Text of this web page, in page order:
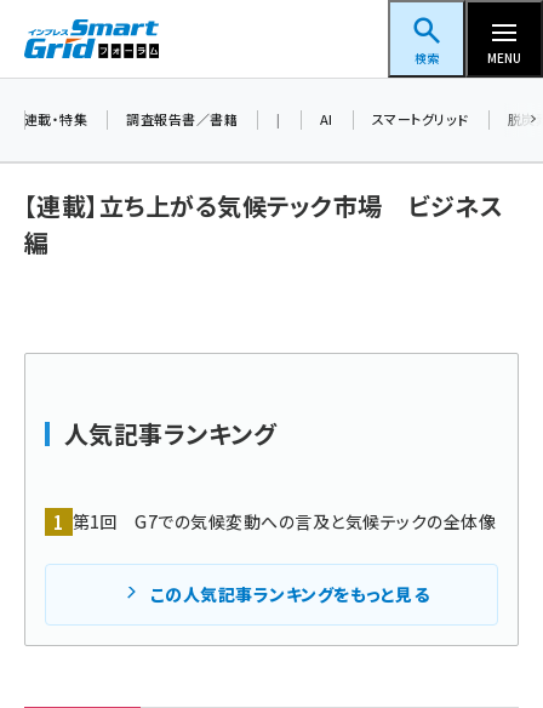
ン
スマートグリッドフォーラム
検索 MENU
ngn (285)
タンデム (154)
連載・特集 調査報告書／書籍 | AI スマートグリッド 脱炭
【連載】立ち上がる気候テック市場 ビジネス
編
人気記事ランキング
第1回 G7での気候変動への言及と気候テックの全体像
この人気記事ランキングをもっと見る